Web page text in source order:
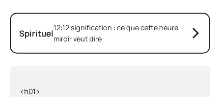
Spirituel12:12 signification : ce que cette heure
miroir veut dire